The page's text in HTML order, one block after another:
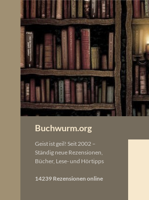
springen
Buchwurm.org
Geist ist geil! Seit 2002 –
Ständig neue Rezensionen,
Bücher, Lese- und Hörtipps
14239 Rezensionen online